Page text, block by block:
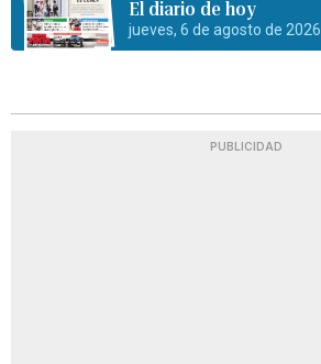
El diario de hoy
jueves, 6 de agosto de 2026
PUBLICIDAD